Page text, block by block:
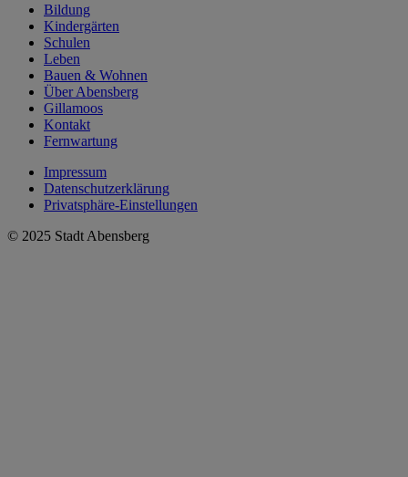
Bildung
Kindergärten
Schulen
Leben
Bauen & Wohnen
Über Abensberg
Gillamoos
Kontakt
Fernwartung
Impressum
Datenschutzerklärung
Privatsphäre-Einstellungen
© 2025 Stadt Abensberg